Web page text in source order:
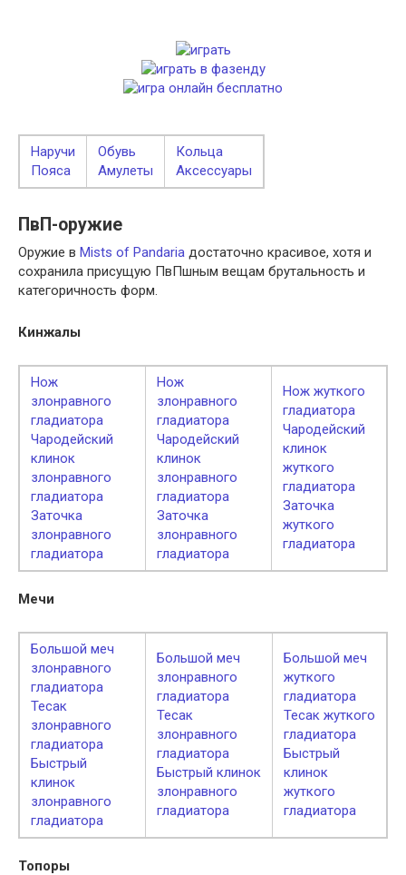
Наручи
Пояса
Обувь
Амулеты
Кольца
Аксессуары
ПвП-оружие
Оружие в Mists of Pandaria достаточно красивое, хотя и
сохранила присущую ПвПшным вещам брутальность и
категоричность форм.
Кинжалы
Нож
злонравного
гладиатора
Чародейский
клинок
злонравного
гладиатора
Заточка
злонравного
гладиатора
Нож
злонравного
гладиатора
Чародейский
клинок
злонравного
гладиатора
Заточка
злонравного
гладиатора
Нож жуткого
гладиатора
Чародейский
клинок
жуткого
гладиатора
Заточка
жуткого
гладиатора
Мечи
Большой меч
злонравного
гладиатора
Тесак
злонравного
гладиатора
Быстрый
клинок
злонравного
гладиатора
Большой меч
злонравного
гладиатора
Тесак
злонравного
гладиатора
Быстрый клинок
злонравного
гладиатора
Большой меч
жуткого
гладиатора
Тесак жуткого
гладиатора
Быстрый
клинок
жуткого
гладиатора
Топоры